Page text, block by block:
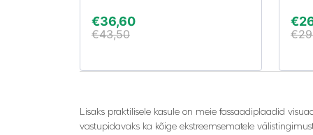
€36,60
€43,50
€
€
Lisaks praktilisele kasule on meie fassaadiplaadid
vastupidavaks ka kõige ekstreemsematele